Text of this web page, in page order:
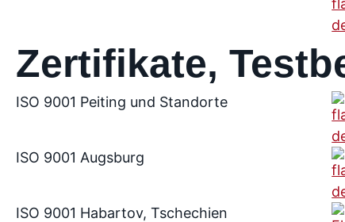
Zertifikate,
ISO 9001 Peiting und Standorte
ISO 9001 Augsburg
ISO 9001 Habartov, Tschechien